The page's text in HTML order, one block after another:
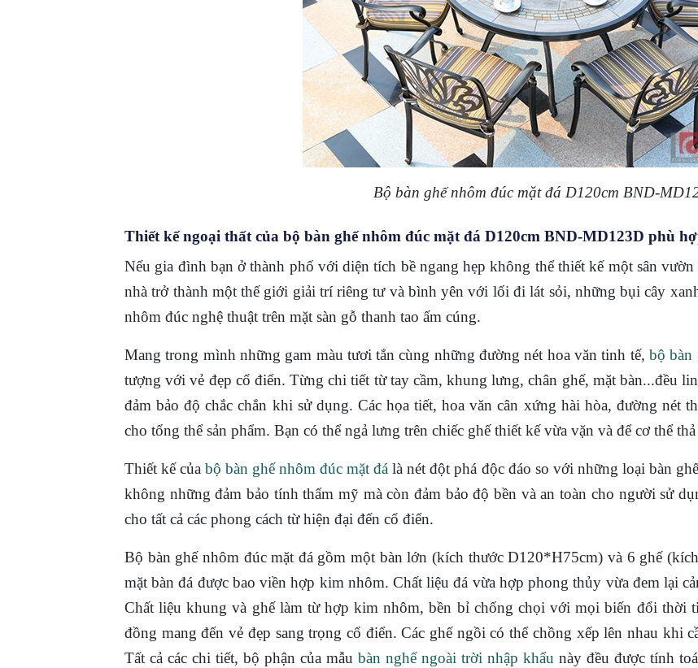
Bộ bàn ghế nhôm đúc mặt đá D120cm BND-
Thiết kế ngoại thất của bộ bàn ghế nhôm đúc mặt đá D120cm BND-MD123D phù
Nếu gia đình bạn ở thành phố với diện tích bề ngang hẹp không thể thiết kế một sân vườn
nhà trở thành một thế giới giải trí riêng tư và bình yên với lối đi lát sỏi, những bụi cây
nhôm đúc nghệ thuật trên mặt sàn gỗ thanh tao ấm cúng.
Mang trong mình những gam màu tươi tắn cùng những đường nét hoa văn tinh tế, bộ bàn
tượng với vẻ đẹp cổ điển. Từng chi tiết từ tay cầm, khung lưng, chân ghế, mặt bàn...đều
đảm bảo độ chắc chắn khi sử dụng. Các họa tiết, hoa văn cân xứng hài hòa, đường nét
cho tổng thể sản phẩm. Bạn có thể ngả lưng trên chiếc ghế thiết kế vừa vặn và để cơ thể
Thiết kế củabộ bàn ghế nhôm đúc mặt đá là nét đột phá độc đáo so với những loại bàn
không những đảm bảo tính thẩm mỹ mà còn đảm bảo độ bền và an toàn cho người sử
cho tất cả các phong cách từ hiện đại đến cổ điển.
Bộ bàn ghế nhôm đúc mặt đá gồm một bàn lớn (kích thước D120*H75cm) và 6 ghế
mặt bàn đá được bao viền hợp kim nhôm. Chất liệu đá vừa hợp phong thủy vừa đem lại
Chất liệu khung và ghế làm từ hợp kim nhôm, bền bỉ chống chọi với mọi biến đổi thời
đồng mang đến vẻ đẹp sang trọng cổ điển. Các ghế ngồi có thể chồng xếp lên nhau khi
Tất cả các chi tiết, bộ phận của mẫu bàn nghế ngoài trời nhập khẩu này đều được tính